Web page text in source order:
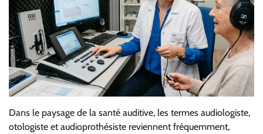
Dans le paysage de la santé auditive, les termes audiologiste,
otologiste et audioprothésiste reviennent fréquemment,